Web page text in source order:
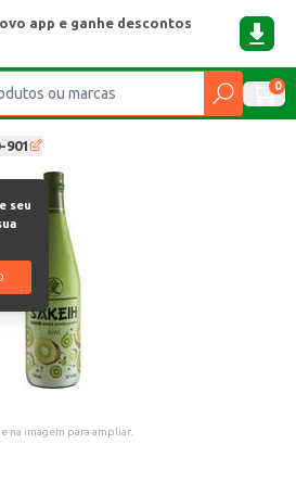
app e ganhe descontos
0
901
seu
na imagem para ampliar.